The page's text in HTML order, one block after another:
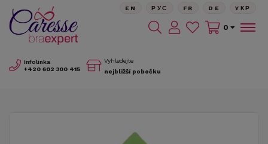
Infolinka
+420 602 300 415
Vyhledejte
nejbližší pobočku
EN РУС FR DE YКР
0